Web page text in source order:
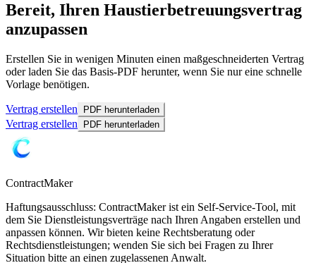
Bereit, Ihren Haustierbetreuungsvertrag
anzupassen
Erstellen Sie in wenigen Minuten einen maßgeschneiderten Vertrag
oder laden Sie das Basis-PDF herunter, wenn Sie nur eine schnelle
Vorlage benötigen.
Vertrag erstellen PDF herunterladen
Vertrag erstellen PDF herunterladen
ContractMaker
Haftungsausschluss: ContractMaker ist ein Self-Service-Tool, mit
dem Sie Dienstleistungsverträge nach Ihren Angaben erstellen und
anpassen können. Wir bieten keine Rechtsberatung oder
Rechtsdienstleistungen; wenden Sie sich bei Fragen zu Ihrer
Situation bitte an einen zugelassenen Anwalt.